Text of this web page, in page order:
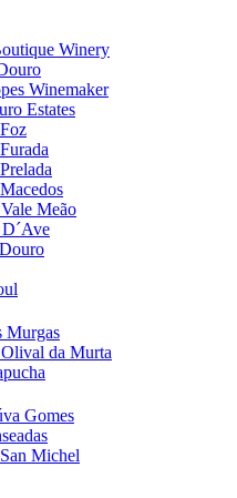
Winery
Winemaker
Estates
Meão
Murgas
da Murta
Gomes
Michel